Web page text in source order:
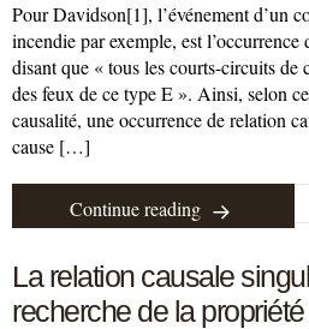
Pour Davidson[1], l’événement d’un
incendie par exemple, est l’occurrence
disant que « tous les courts-circuits de
des feux de ce type E ». Ainsi, selon
causalité, une occurrence de relation
cause […]
Continue reading
La relation causale
recherche de la